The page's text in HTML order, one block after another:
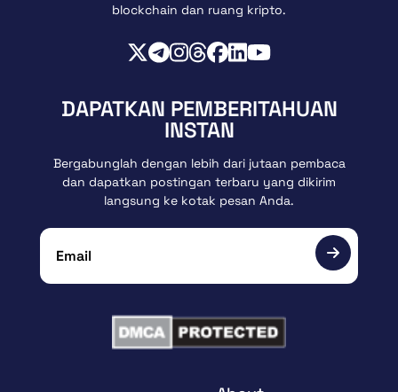
blockchain dan ruang kripto.
DAPATKAN PEMBERITAHUAN
INSTAN
Bergabunglah dengan lebih dari jutaan pembaca
dan dapatkan postingan terbaru yang dikirim
langsung ke kotak pesan Anda.